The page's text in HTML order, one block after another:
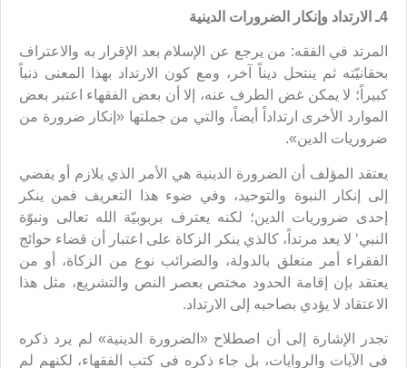
4ـ الارتداد وإنكار الضرورات الدينية
المرتد في الفقه: من يرجع عن الإسلام بعد الإقرار به والاعتراف
بحقانيّته ثم ينتحل ديناً آخر، ومع كون الارتداد بهذا المعنى ذنباً
كبيراً؛ لا يمكن غض الطرف عنه، إلا أن بعض الفقهاء اعتبر بعض
الموارد الأخرى ارتداداً أيضاً، والتي من جملتها «إنكار ضرورة من
ضروريات الدين».
يعتقد المؤلف أن الضرورة الدينية هي الأمر الذي يلازم أو يفضي
إلى إنكار النبوة والتوحيد، وفي ضوء هذا التعريف فمن ينكر
إحدى ضروريات الدين؛ لكنه يعترف بربوبيّة الله تعالى ونبوّة
النبي‘ لا يعد مرتداً، كالذي ينكر الزكاة على اعتبار أن قضاء حوائج
الفقراء أمر متعلق بالدولة، والضرائب نوع من الزكاة، أو من
يعتقد بإن إقامة الحدود مختص بعصر النص والتشريع، مثل هذا
الاعتقاد لا يؤدي بصاحبه إلى الارتداد.
تجدر الإشارة إلى أن اصطلاح «الضرورة الدينية» لم يرد ذكره
في الآيات والروايات، بل جاء ذكره في كتب الفقهاء، لكنهم لم